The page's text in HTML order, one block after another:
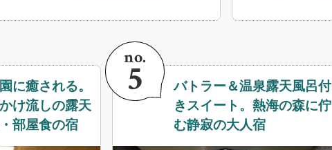
に癒される。
け流しの露天
部屋食の宿
バトラー＆温泉露天風呂付
きスイート。熱海の森に佇
む静寂の大人宿